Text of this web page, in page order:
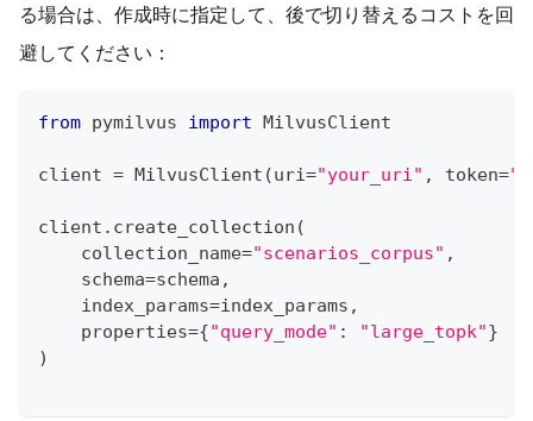
る場合は、作成時に指定して、後で切り替えるコストを回
避してください：
from pymilvus import MilvusClient
client = MilvusClient (uri="your_uri" , token=
client . create_collection (
    collection_name
="scenarios_corpus" ,
    schema
=schema ,
    index_params
=index_params ,
    properties
={"query_mode" : "large_topk"}
)